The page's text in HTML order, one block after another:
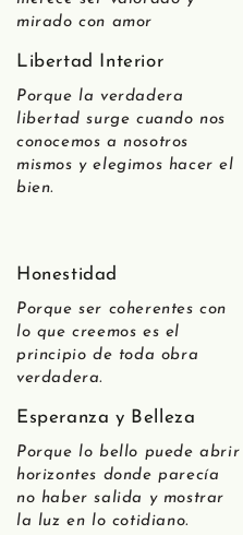
mirado con amor
Libertad Interior
Porque la verdadera
libertad surge cuando nos
conocemos a nosotros
mismos y elegimos hacer el
bien.
Honestidad
Porque ser coherentes con
lo que creemos es el
principio de toda obra
verdadera.
Esperanza y Belleza
Porque lo bello puede abrir
horizontes donde parecía
no haber salida y mostrar
la luz en lo cotidiano.